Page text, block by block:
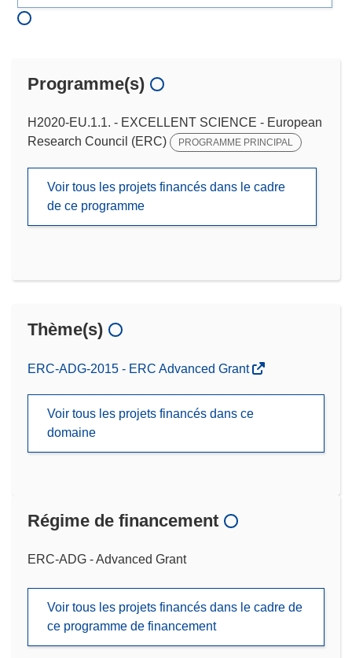
Programme(s)
H2020-EU.1.1. - EXCELLENT SCIENCE - European
Research Council (ERC)
PROGRAMME PRINCIPAL
Voir tous les projets financés dans le cadre
de ce programme
Thème(s)
ERC-ADG-2015 - ERC Advanced Grant
Voir tous les projets financés dans ce
domaine
Régime de financement
ERC-ADG - Advanced Grant
Voir tous les projets financés dans le cadre de
ce programme de financement